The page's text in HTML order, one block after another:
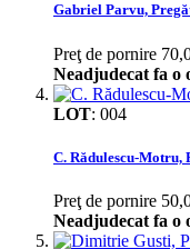
Gabriel Parvu,
Preţ de pornire
Neadjudecat fa o
LOT: 004
C. Rădulescu-Motru,
Preţ de pornire
Neadjudecat fa o